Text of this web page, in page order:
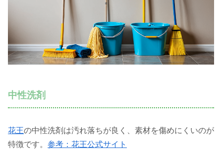
中性洗剤
花王の中性洗剤は汚れ落ちが良く、素材を傷めにくいのが
特徴です。 参考：花王公式サイト